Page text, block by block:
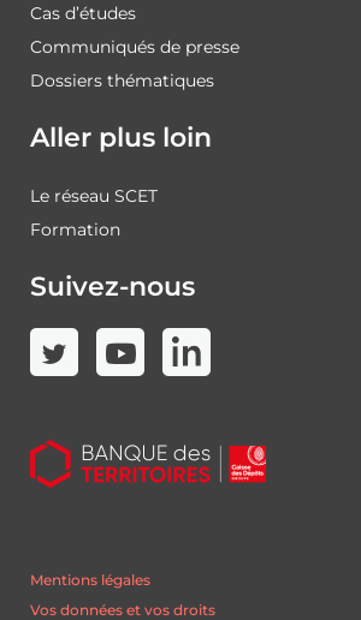
Cas d’études
Communiqués de presse
Dossiers thématiques
Aller plus loin
Le réseau SCET
Formation
Suivez-nous
Mentions légales
Vos données et vos droits